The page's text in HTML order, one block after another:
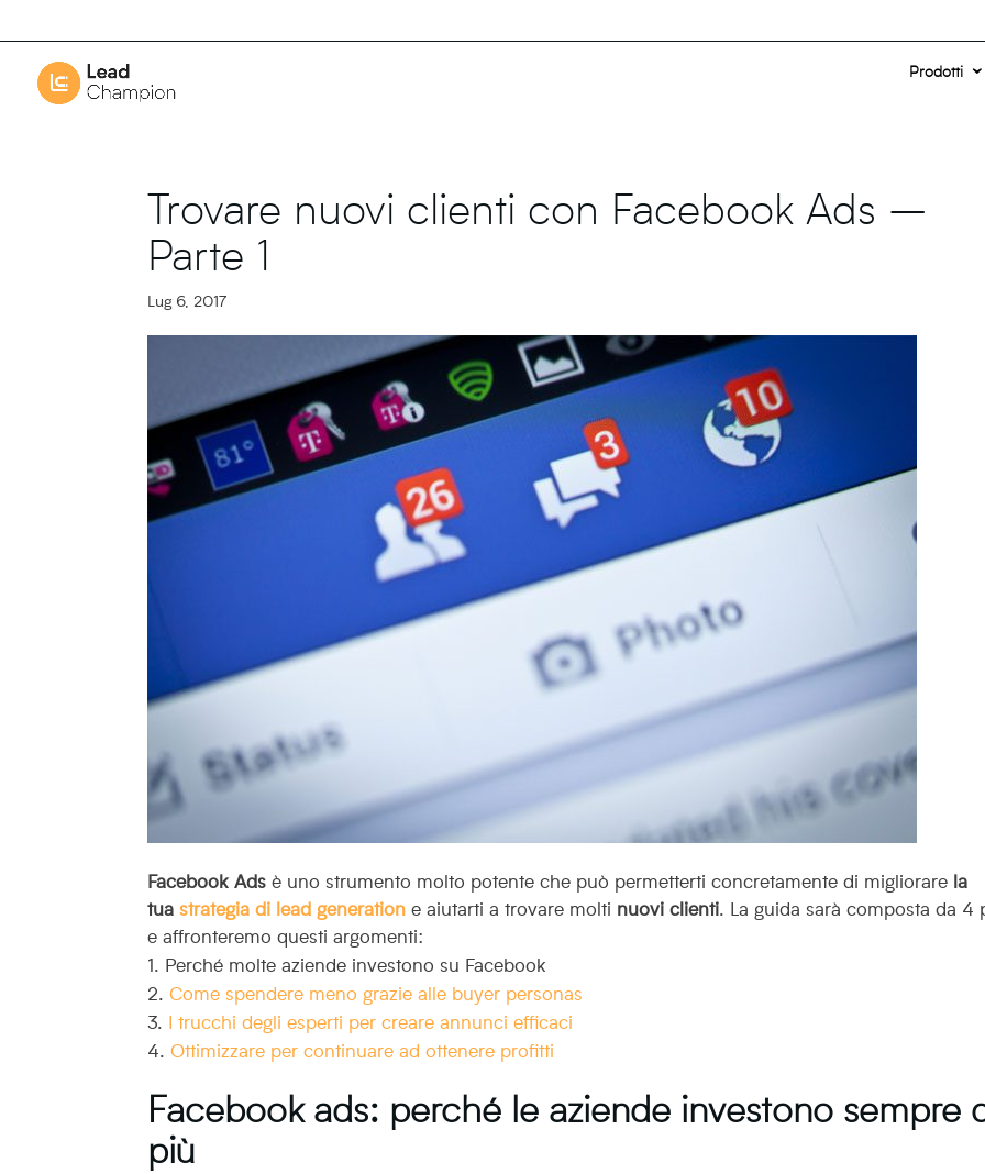
Prodotti
Trovare nuovi clienti con Facebook Ads –
Parte 1
Lug 6, 2017
Facebook Ads è uno strumento molto potente che può permetterti concretamente di migliorare la
tuastrategia di lead generation e aiutarti a trovare molti nuovi clienti. La guida sarà composta da 4
e affronteremo questi argomenti:
Perché molte aziende investono su Facebook
Come spendere meno grazie alle buyer personas
I trucchi degli esperti per creare annunci efficaci
Ottimizzare per continuare ad ottenere profitti
Facebook ads: perché le aziende investono sempre
più